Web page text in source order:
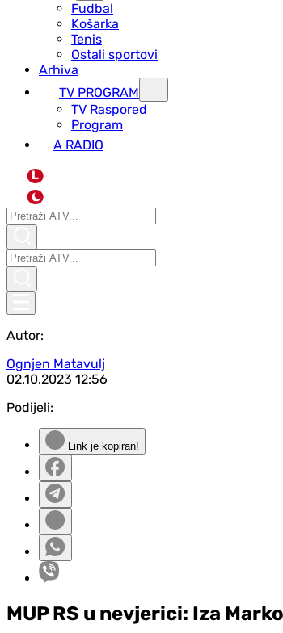
Fudbal
Košarka
Tenis
Ostali sportovi
Arhiva
TV PROGRAM
ТV Raspored
Program
A RADIO
L
Autor:
Ognjen Matavulj
02.10.2023 12:56
Podijeli:
Link je kopiran!
MUP RS u nevjerici: Iza